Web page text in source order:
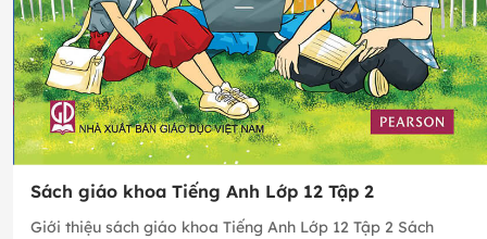
Sách giáo khoa Tiếng Anh Lớp 12 Tập 2
Giới thiệu sách giáo khoa Tiếng Anh Lớp 12 Tập 2 Sách